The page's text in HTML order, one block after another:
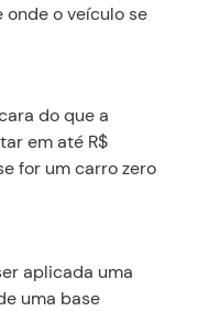
o veículo se
do que a
em até R$
for um carro zero
aplicada uma
uma base